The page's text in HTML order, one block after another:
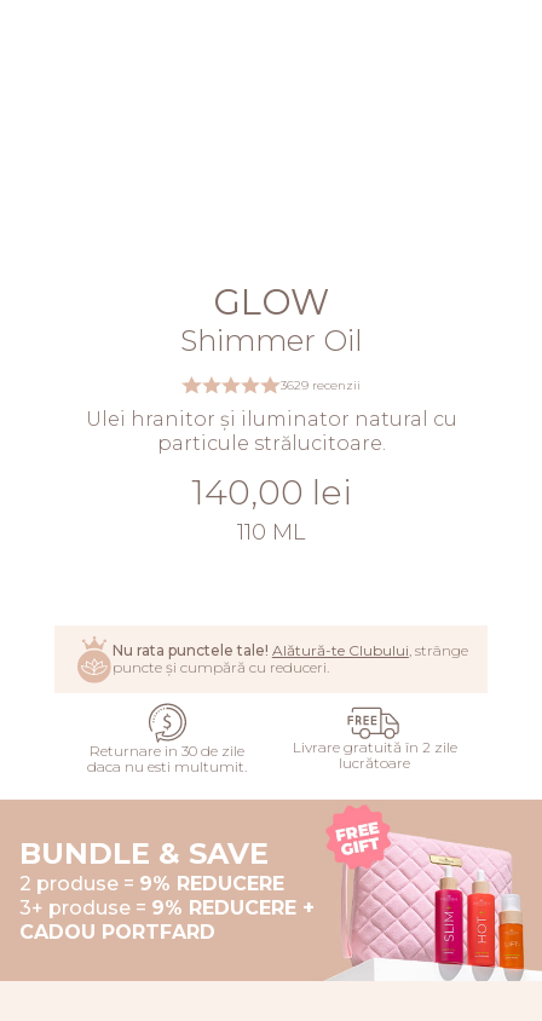
GLOW
Shimmer Oil
3629 recenzii
Ulei hranitor și iluminator natural cu
particule strălucitoare.
140,00 lei
110 ML
Nu rata punctele tale! Alătură-te Clubului, strânge
puncte și cumpără cu reduceri.
Returnare in 30 de zile
daca nu esti multumit.
Livrare gratuită în 2 zile
lucrătoare
BUNDLE & SAVE
2 produse = 9% REDUCERE
3+ produse = 9% REDUCERE +
CADOU PORTFARD